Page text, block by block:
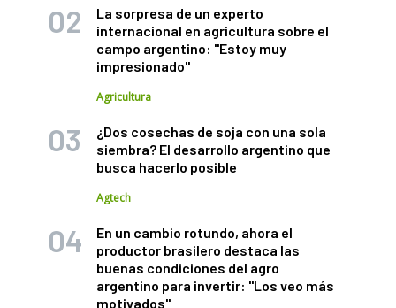
La sorpresa de un experto
internacional en agricultura sobre el
campo argentino: "Estoy muy
impresionado"
Agricultura
¿Dos cosechas de soja con una sola
siembra? El desarrollo argentino que
busca hacerlo posible
Agtech
En un cambio rotundo, ahora el
productor brasilero destaca las
buenas condiciones del agro
argentino para invertir: "Los veo más
motivados"